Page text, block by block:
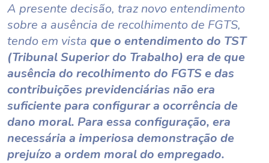
A presente decisão, traz novo entendimento
sobre a ausência de recolhimento de FGTS,
tendo em vista que o entendimento do TST
(Tribunal Superior do Trabalho) era de que
ausência do recolhimento do FGTS edas
contribuições previdenciárias não era
suficiente para configurar a ocorrência de
dano moral. Para essa configuração, era
necessária a imperiosa demonstração de
prejuízo a ordem moral do empregado.